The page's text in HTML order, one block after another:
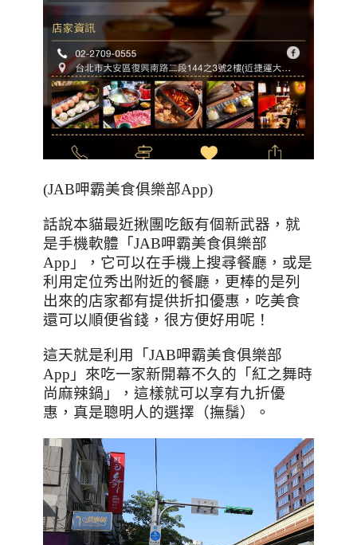
(JAB呷霸美食俱樂部App)
話說本貓最近揪團吃飯有個新武器，就
是手機軟體「 JAB呷霸美食俱樂部
App 」，它可以在手機上搜尋餐廳，或是
利用定位秀出附近的餐廳，更棒的是列
出來的店家都有提供折扣優惠，吃美食
還可以順便省錢，很方便好用呢！
這天就是利用「 JAB呷霸美食俱樂部
App 」來吃一家新開幕不久的「紅之舞時
尚麻辣鍋」，這樣就可以享有九折優
惠，真是聰明人的選擇（撫鬚）。